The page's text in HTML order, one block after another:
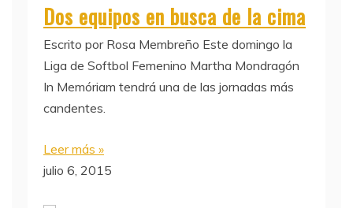
Dos equipos en busca de la cima
Escrito por Rosa Membreño Este domingo la
Liga de Softbol Femenino Martha Mondragón
In Memóriam tendrá una de las jornadas más
candentes.
Leer más »
julio 6, 2015